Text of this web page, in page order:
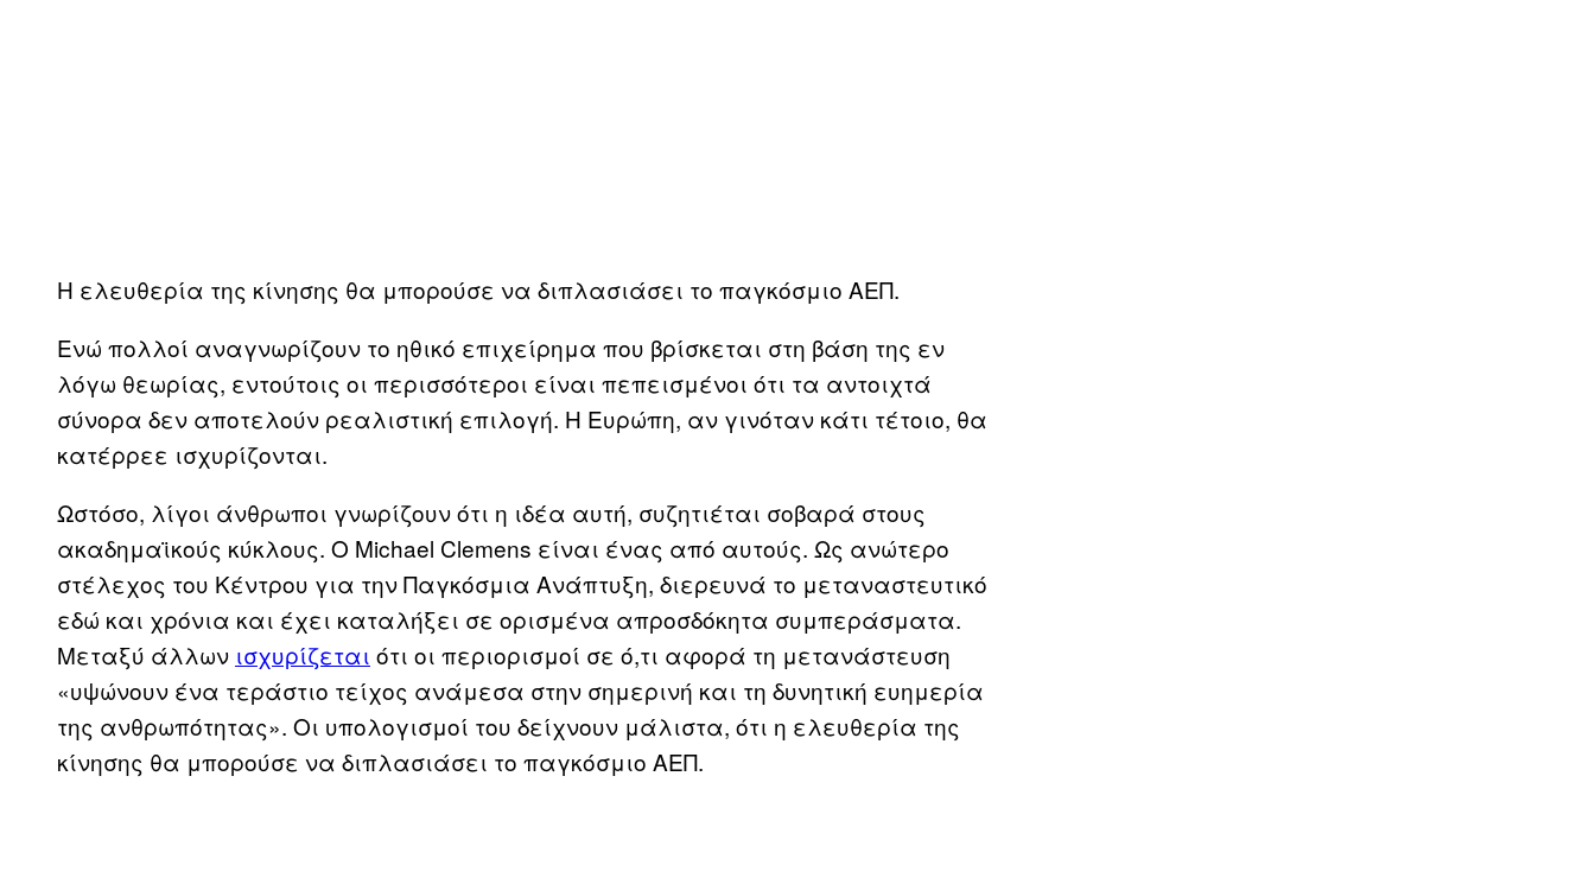
Η ελευθερία της κίνησης θα μπορούσε να διπλασιάσει το παγκόσμιο ΑΕΠ.
Ενώ πολλοί αναγνωρίζουν το ηθικό επιχείρημα που βρίσκεται στη βάση της εν
λόγω θεωρίας, εντούτοις οι περισσότεροι είναι πεπεισμένοι ότι τα αντοιχτά
σύνορα δεν αποτελούν ρεαλιστική επιλογή. Η Ευρώπη, αν γινόταν κάτι τέτοιο, θα
κατέρρεε ισχυρίζονται.
Ωστόσο, λίγοι άνθρωποι γνωρίζουν ότι η ιδέα αυτή, συζητιέται σοβαρά στους
ακαδημαϊκούς κύκλους. Ο Michael Clemens είναι ένας από αυτούς. Ως ανώτερο
στέλεχος του Κέντρου για την Παγκόσμια Ανάπτυξη, διερευνά το μεταναστευτικό
εδώ και χρόνια και έχει καταλήξει σε ορισμένα απροσδόκητα συμπεράσματα.
Μεταξύ άλλων ισχυρίζεται ότι οι περιορισμοί σε ό,τι αφορά τη μετανάστευση
«υψώνουν ένα τεράστιο τείχος ανάμεσα στην σημερινή και τη δυνητική ευημερία
της ανθρωπότητας». Οι υπολογισμοί του δείχνουν μάλιστα, ότι η ελευθερία της
κίνησης θα μπορούσε να διπλασιάσει το παγκόσμιο ΑΕΠ.